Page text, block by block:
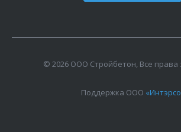
© 2026 ООО Стройбетон, Все
Поддержка ООО